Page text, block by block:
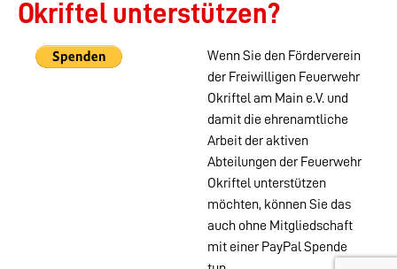
Okriftel unterstützen?
Wenn Sie den Förderverein
der Freiwilligen Feuerwehr
Okriftel am Main e.V. und
damit die ehrenamtliche
Arbeit der aktiven
Abteilungen der Feuerwehr
Okriftel unterstützen
möchten, können Sie das
auch ohne Mitgliedschaft
mit einer PayPal Spende